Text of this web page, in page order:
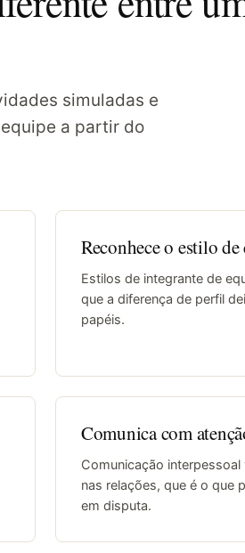
simuladas e
a partir do
Reconhece o estilo
Estilos de integrante de
que a diferença de perfil
papéis.
Comunica com
Comunicação
nas relações, que é o que
em disputa.